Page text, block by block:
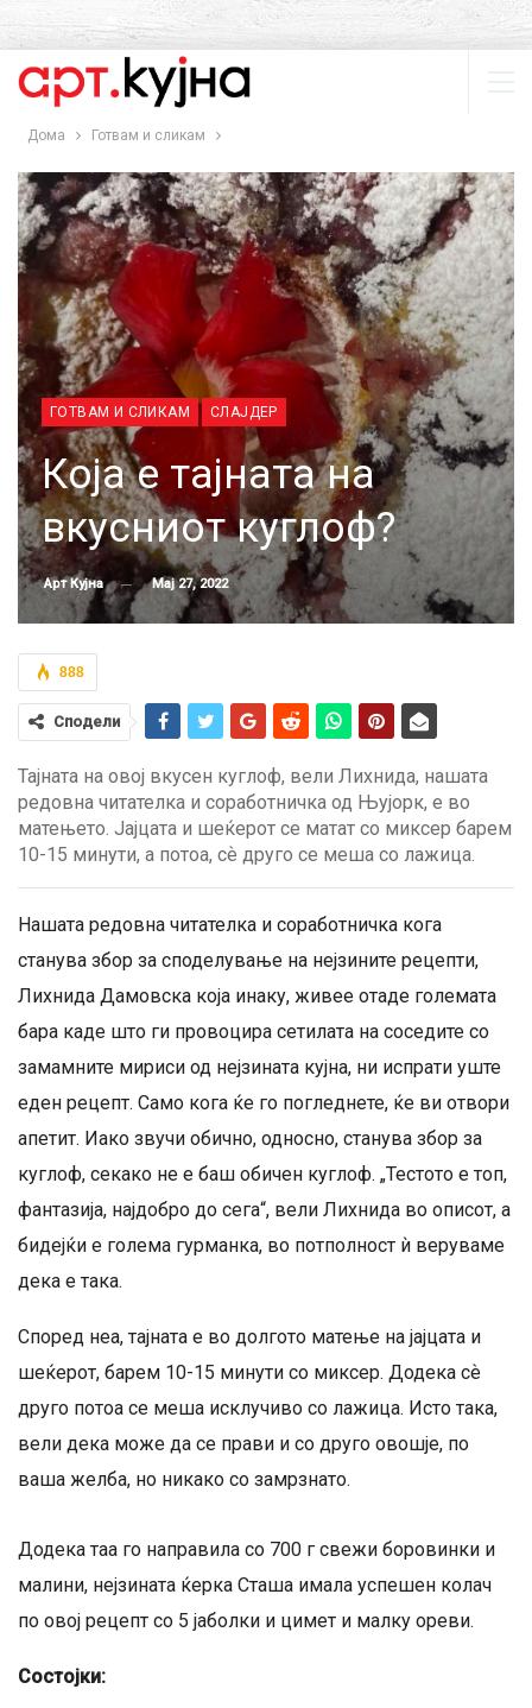
Дома Готвам и сликам
ГОТВАМ И СЛИКАМ СЛАЈДЕР
Која е тајната на
вкусниот куглоф?
Арт Кујна Мај 27, 2022
888
Сподели
Тајната на овој вкусен куглоф, вели Лихнида, нашата
редовна читателка и соработничка од Њујорк, е во
матењето. Јајцата и шеќерот се матат со миксер барем
10-15 минути, а потоа, сѐ друго се меша со лажица.
Нашата редовна читателка и соработничка кога
станува збор за споделување на нејзините рецепти,
Лихнида Дамовска која инаку, живее отаде големата
бара каде што ги провоцира сетилата на соседите со
замамните мириси од нејзината кујна, ни испрати уште
еден рецепт. Само кога ќе го погледнете, ќе ви отвори
апетит. Иако звучи обично, односно, станува збор за
куглоф, секако не е баш обичен куглоф. „Тестото е топ,
фантазија, најдобро до сега“, вели Лихнида во описот, а
бидејќи е голема гурманка, во потполност ѝ веруваме
дека е така.
Според неа, тајната е во долгото матење на јајцата и
шеќерот, барем 10-15 минути со миксер. Додека сѐ
друго потоа се меша исклучиво со лажица. Исто така,
вели дека може да се прави и со друго овошје, по
ваша желба, но никако со замрзнато.
Додека таа го направила со 700 г свежи боровинки и
малини, нејзината ќерка Сташа имала успешен колач
по овој рецепт со 5 јаболки и цимет и малку ореви.
Состојки: